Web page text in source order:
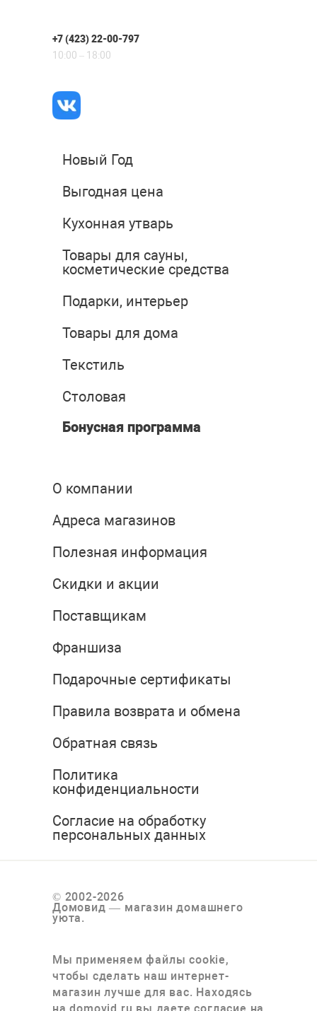
+7 (423) 22-00-797
10:00 – 18:00
Новый Год
Выгодная цена
Кухонная утварь
Товары для сауны,
косметические средства
Подарки, интерьер
Товары для дома
Текстиль
Столовая
Бонусная программа
О компании
Адреса магазинов
Полезная информация
Скидки и акции
Поставщикам
Франшиза
Подарочные сертификаты
Правила возврата и обмена
Обратная связь
Политика
конфиденциальности
Согласие на обработку
персональных данных
© 2002-2026
Домовид — магазин домашнего
уюта.
Мы применяем файлы cookie,
чтобы сделать наш интернет-
магазин лучше для вас. Находясь
на domovid.ru вы даете согласие на